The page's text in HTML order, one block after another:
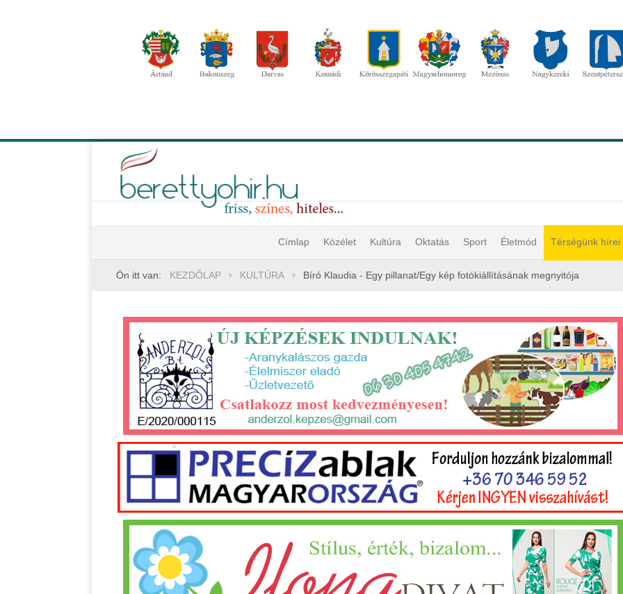
Címlap Közélet Kultúra Oktatás Sport Életmód Térségünk hírei
Ön itt van: KEZDŐLAP KULTÚRA Bíró Klaudia - Egy pillanat/Egy kép fotókiállításának megnyitója